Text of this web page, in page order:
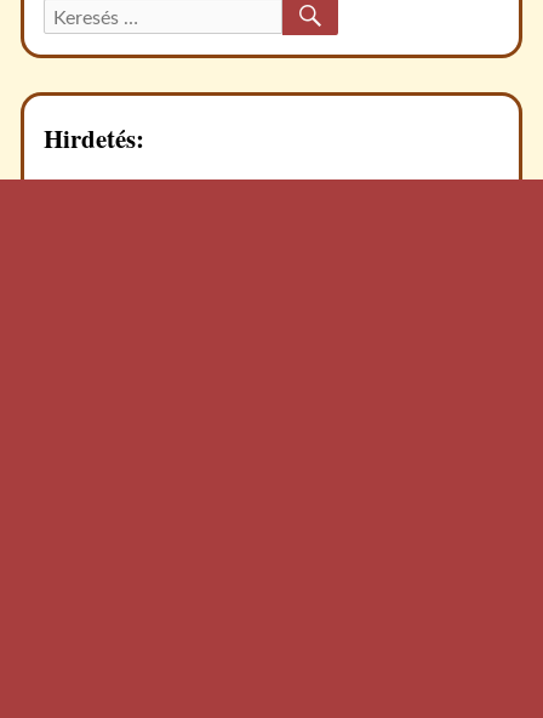
Keresett
recept:
Hirdetés: